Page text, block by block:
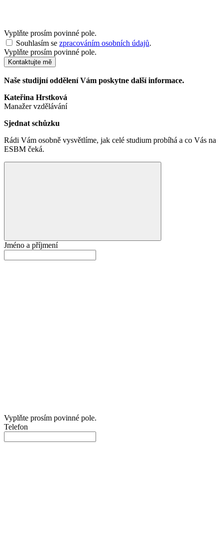
Vyplňte prosím povinné pole.
Souhlasím se zpracováním osobních údajů.
Vyplňte prosím povinné pole.
Kontaktujte mě
Naše studijní oddělení Vám poskytne další informace.
Kateřina Hrstková
Manažer vzdělávání
Sjednat schůzku
Rádi Vám osobně vysvětlíme, jak celé studium probíhá a co Vás na
ESBM čeká.
Jméno a příjmení
Vyplňte prosím povinné pole.
Telefon